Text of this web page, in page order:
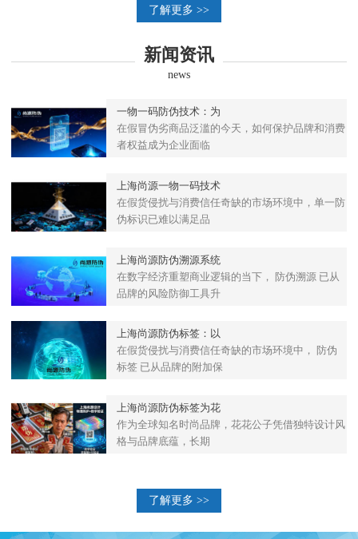
了解更多 >>
新闻资讯
news
一物一码防伪技术：为
在假冒伪劣商品泛滥的今天，如何保护品牌和消费
者权益成为企业面临
上海尚源一物一码技术
在假货侵扰与消费信任奇缺的市场环境中，单一防
伪标识已难以满足品
上海尚源防伪溯源系统
在数字经济重塑商业逻辑的当下， 防伪溯源 已从
品牌的风险防御工具升
上海尚源防伪标签：以
在假货侵扰与消费信任奇缺的市场环境中， 防伪
标签 已从品牌的附加保
上海尚源防伪标签为花
作为全球知名时尚品牌，花花公子凭借独特设计风
格与品牌底蕴，长期
了解更多 >>